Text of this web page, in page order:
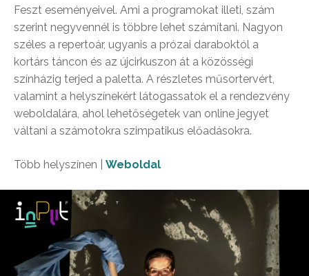
Feszt eseményeivel. Ami a programokat illeti, szám
szerint negyvennél is többre lehet számítani. Nagyon
széles a repertoár, ugyanis a prózai daraboktól a
kortárs táncon és az újcirkuszon át a közösségi
színházig terjed a paletta. A részletes műsortervért,
valamint a helyszínekért látogassatok el a rendezvény
weboldalára, ahol lehetőségetek van online jegyet
váltani a számotokra szimpatikus előadásokra.
Több helyszínen | Weboldal